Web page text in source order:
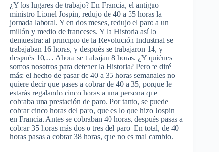
¿Y los lugares de trabajo? En Francia, el antiguo
ministro Lionel Jospin, redujo de 40 a 35 horas la
jornada laboral. Y en dos meses, redujo el paro a un
millón y medio de franceses. Y la Historia así lo
demuestra: al principio de la Revolución Industrial se
trabajaban 16 horas, y después se trabajaron 14, y
después 10,… Ahora se trabajan 8 horas. ¿Y quiénes
somos nosotros para detener la Historia? Pero te diré
más: el hecho de pasar de 40 a 35 horas semanales no
quiere decir que pases a cobrar de 40 a 35, porque le
estarás regalando cinco horas a una persona que
cobraba una prestación de paro. Por tanto, se puede
cobrar cinco horas del paro, que es lo que hizo Jospin
en Francia. Antes se cobraban 40 horas, después pasas a
cobrar 35 horas más dos o tres del paro. En total, de 40
horas pasas a cobrar 38 horas, que no es mal cambio.